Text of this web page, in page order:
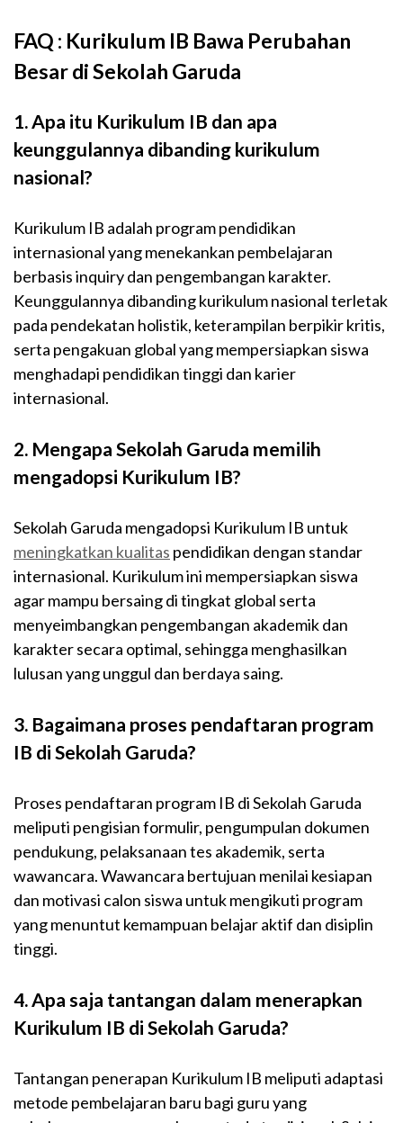
FAQ : Kurikulum IB Bawa Perubahan
Besar di Sekolah Garuda
1. Apa itu Kurikulum IB dan apa
keunggulannya dibanding kurikulum
nasional?
Kurikulum IB adalah program pendidikan
internasional yang menekankan pembelajaran
berbasis inquiry dan pengembangan karakter.
Keunggulannya dibanding kurikulum nasional terletak
pada pendekatan holistik, keterampilan berpikir kritis,
serta pengakuan global yang mempersiapkan siswa
menghadapi pendidikan tinggi dan karier
internasional.
2. Mengapa Sekolah Garuda memilih
mengadopsi Kurikulum IB?
Sekolah Garuda mengadopsi Kurikulum IB untuk
meningkatkan kualitas pendidikan dengan standar
internasional. Kurikulum ini mempersiapkan siswa
agar mampu bersaing di tingkat global serta
menyeimbangkan pengembangan akademik dan
karakter secara optimal, sehingga menghasilkan
lulusan yang unggul dan berdaya saing.
3. Bagaimana proses pendaftaran program
IB di Sekolah Garuda?
Proses pendaftaran program IB di Sekolah Garuda
meliputi pengisian formulir, pengumpulan dokumen
pendukung, pelaksanaan tes akademik, serta
wawancara. Wawancara bertujuan menilai kesiapan
dan motivasi calon siswa untuk mengikuti program
yang menuntut kemampuan belajar aktif dan disiplin
tinggi.
4. Apa saja tantangan dalam menerapkan
Kurikulum IB di Sekolah Garuda?
Tantangan penerapan Kurikulum IB meliputi adaptasi
metode pembelajaran baru bagi guru yang